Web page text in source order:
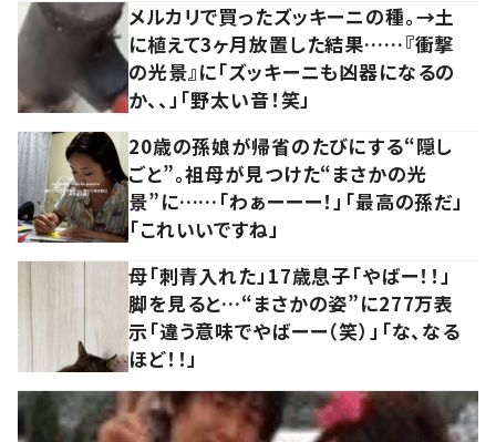
メルカリで買ったズッキーニの種。→土
に植えて3ヶ月放置した結果……『衝撃
の光景』に「ズッキーニも凶器になるの
か、、」「野太い音！笑」
20歳の孫娘が帰省のたびにする“隠し
ごと”。祖母が見つけた“まさかの光
景”に……「わぁーーー！」「最高の孫だ」
「これいいですね」
母「刺青入れた」17歳息子「やばー！！」
脚を見ると…“まさかの姿”に277万表
示「違う意味でやばーー（笑）」「な、なる
ほど！！」